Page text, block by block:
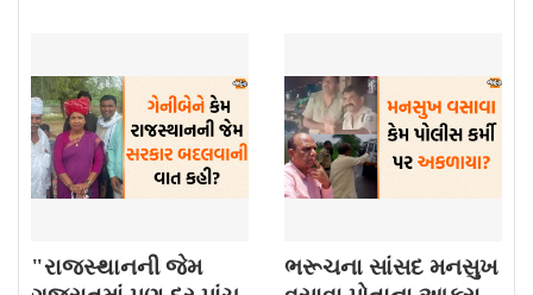
"રાજસ્થાનની જેમ
ભરૂચના સાંસદ મનસુખ